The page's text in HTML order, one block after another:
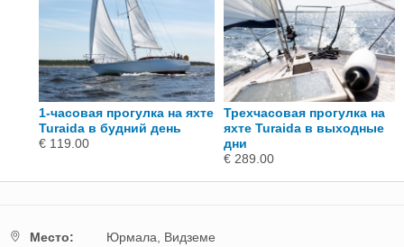
1-часовая прогулка на яхте
Turaida в будний день
€ 119.00
Трехчасовая прогулка на
яхте Turaida в выходные
дни
€ 289.00
Mестo: Юрмала,
Видземе